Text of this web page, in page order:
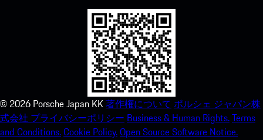
© 2026 Porsche Japan KK著作権について ポルシェ ジャパン株
式会社 プライバシーポリシー Business & Human Rights.Terms
and Conditions.Cookie Policy.Open Source Software Notice.